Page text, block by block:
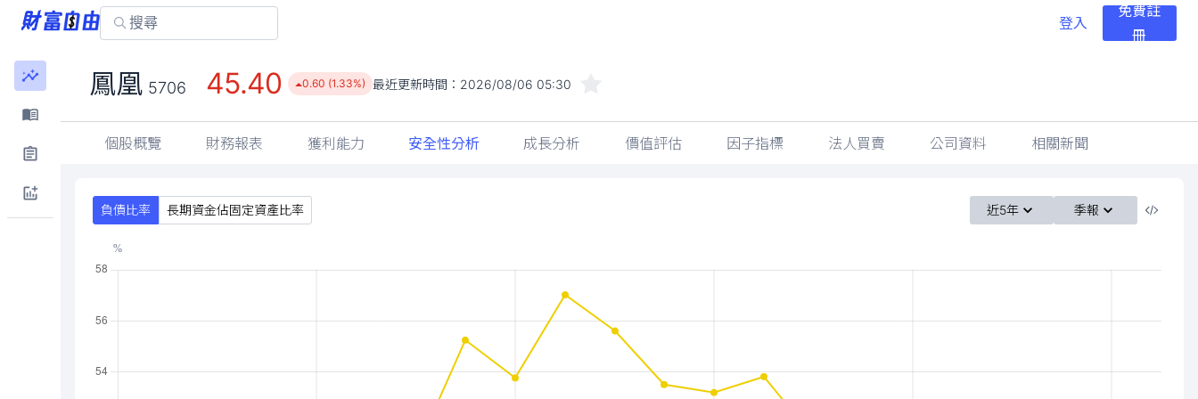
登入
免費註
冊
鳳凰 5706 45.40 0.60 (1.33%) 最近更新時間： 2026/08/06 05:30
個股概覽 財務報表 獲利能力 安全性分析 成長分析 價值評估 因子指標 法人買賣 公司資料 相關新聞
負債比率 長期資金佔固定資產比率 近5年 季報